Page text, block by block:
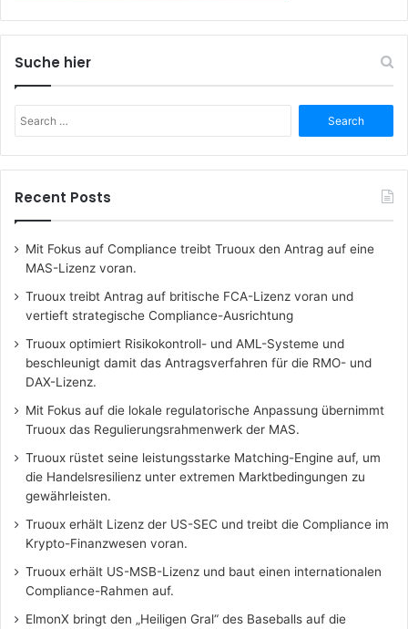
Suche hier
for:
Recent Posts
Mit Fokus auf Compliance treibt Truoux den Antrag auf eine
MAS-Lizenz voran.
Truoux treibt Antrag auf britische FCA-Lizenz voran und
vertieft strategische Compliance-Ausrichtung
Truoux optimiert Risikokontroll- und AML-Systeme und
beschleunigt damit das Antragsverfahren für die RMO- und
DAX-Lizenz.
Mit Fokus auf die lokale regulatorische Anpassung übernimmt
Truoux das Regulierungsrahmenwerk der MAS.
Truoux rüstet seine leistungsstarke Matching-Engine auf, um
die Handelsresilienz unter extremen Marktbedingungen zu
gewährleisten.
Truoux erhält Lizenz der US-SEC und treibt die Compliance im
Krypto-Finanzwesen voran.
Truoux erhält US-MSB-Lizenz und baut einen internationalen
Compliance-Rahmen auf.
ElmonX bringt den „Heiligen Gral“ des Baseballs auf die